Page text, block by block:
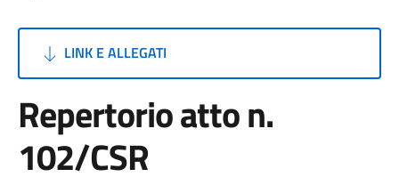
LINK E ALLEGATI
Repertorio atto n.
102/CSR